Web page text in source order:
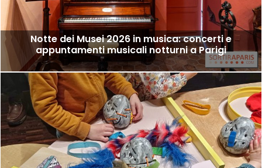
Notte dei Musei 2026 in musica: concerti e
appuntamenti musicali notturni a Parigi